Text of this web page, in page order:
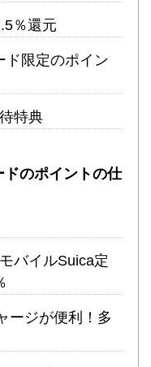
％還元
ド限定のポイン
特典
のポイントの仕
バイルSuica定
ージが便利！多